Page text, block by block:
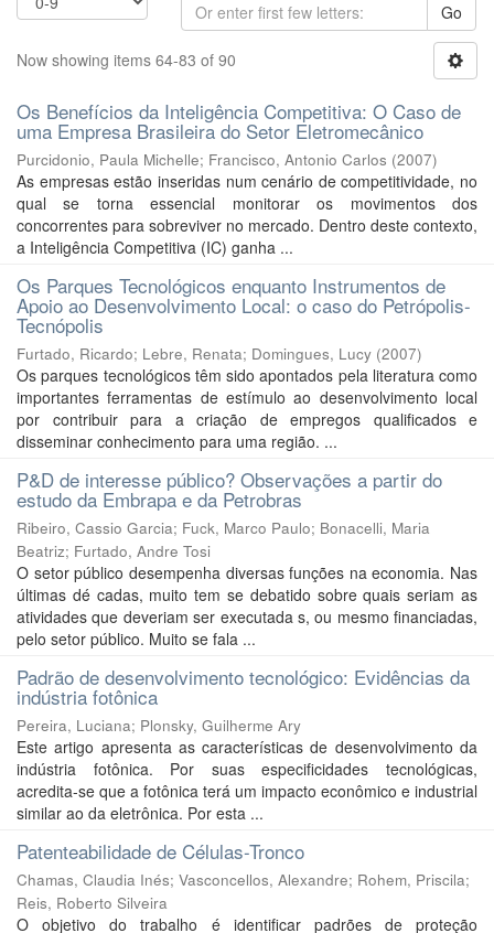
Go
Now showing items 64-83 of 90
Os Benefícios da Inteligência Competitiva: O Caso de
uma Empresa Brasileira do Setor Eletromecânico
Purcidonio, Paula Michelle; Francisco, Antonio Carlos (2007)
As empresas estão inseridas num cenário de competitividade, no
qual se torna essencial monitorar os movimentos dos
concorrentes para sobreviver no mercado. Dentro deste contexto,
a Inteligência Competitiva (IC) ganha ...
Os Parques Tecnológicos enquanto Instrumentos de
Apoio ao Desenvolvimento Local: o caso do Petrópolis-
Tecnópolis
Furtado, Ricardo; Lebre, Renata; Domingues, Lucy (2007)
Os parques tecnológicos têm sido apontados pela literatura como
importantes ferramentas de estímulo ao desenvolvimento local
por contribuir para a criação de empregos qualificados e
disseminar conhecimento para uma região. ...
P&D de interesse público? Observações a partir do
estudo da Embrapa e da Petrobras
Ribeiro, Cassio Garcia; Fuck, Marco Paulo; Bonacelli, Maria
Beatriz; Furtado, Andre Tosi
O setor público desempenha diversas funções na economia. Nas
últimas dé cadas, muito tem se debatido sobre quais seriam as
atividades que deveriam ser executada s, ou mesmo financiadas,
pelo setor público. Muito se fala ...
Padrão de desenvolvimento tecnológico: Evidências da
indústria fotônica
Pereira, Luciana; Plonsky, Guilherme Ary
Este artigo apresenta as características de desenvolvimento da
indústria fotônica. Por suas especificidades tecnológicas,
acredita-se que a fotônica terá um impacto econômico e industrial
similar ao da eletrônica. Por esta ...
Patenteabilidade de Células-Tronco
Chamas, Claudia Inés; Vasconcellos, Alexandre; Rohem, Priscila;
Reis, Roberto Silveira
O objetivo do trabalho é identificar padrões de proteção